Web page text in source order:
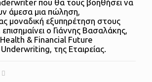
που θα τους βοηθήσει να
άμεσα μια πώληση,
μοναδική εξυπηρέτηση στους
ο Γιάννης Βασαλάκης,
& Financial Future
της Εταιρείας.